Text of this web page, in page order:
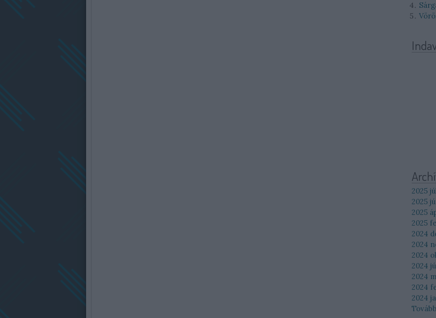
2025
2025
2025
2025
2024
2024
2024
2024
2024
2024
2024
Tovább